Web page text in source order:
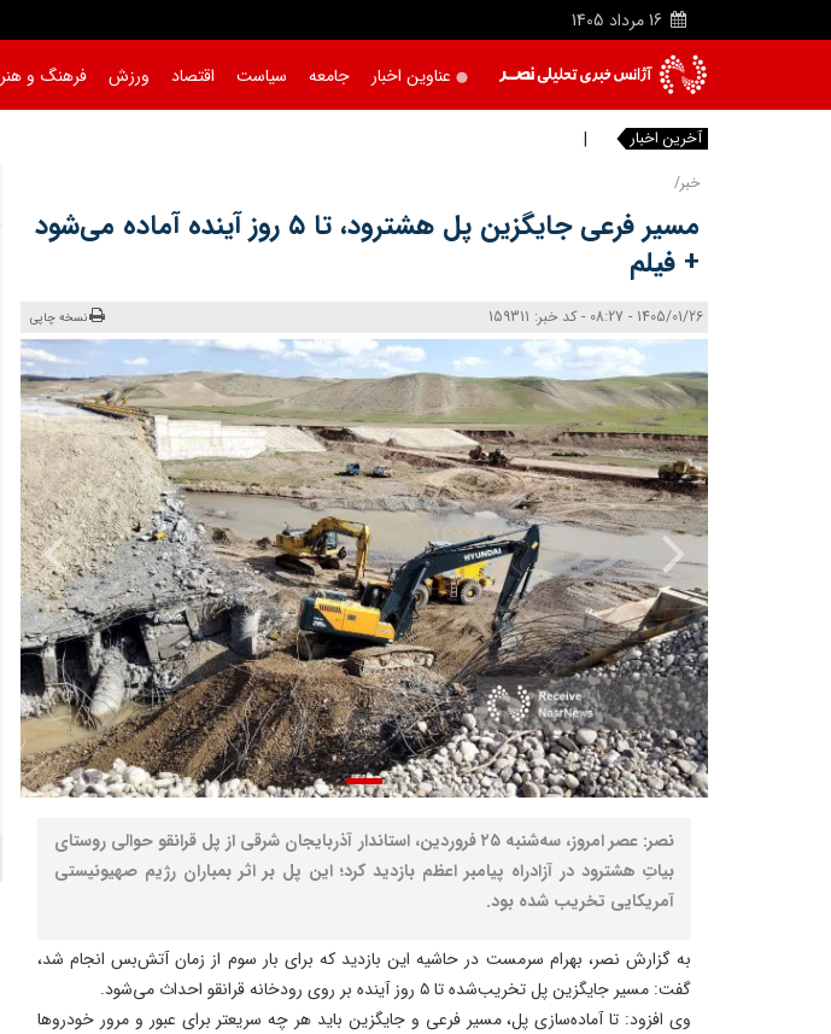
16 مرداد 1405
عناوین اخبار جامعه سیاست اقتصاد ورزش فرهنگ و هنر
آخرین اخبار خبرنگا
خبر/
مسیر فرعی جایگزین پل هشترود، تا ۵ روز آینده آماده می‌شود
+ فیلم
1405/01/26 - 08:27 - کد خبر: 159311 نسخه چاپی
نصر: عصر امروز، سه‌شنبه ۲۵ فروردین، استاندار آذربایجان شرقی از پل قرانقو حوالی روستای
بیاتِ هشترود در آزادراه پیامبر اعظم بازدید کرد؛ این پل بر اثر بمباران رژیم صهیونیستی
آمریکایی تخریب شده بود.
به گزارش نصر، بهرام سرمست در حاشیه این بازدید که برای بار سوم از زمان‌ آتش‌بس انجام شد،
گفت: مسیر جایگزین پل تخریب‌شده تا ۵ روز آینده بر روی رودخانه قرانقو احداث می‌شود.
وی افزود: تا آماده‌سازی پل، مسیر فرعی و جایگزین باید هر چه سریعتر برای عبور و مرور خودروها